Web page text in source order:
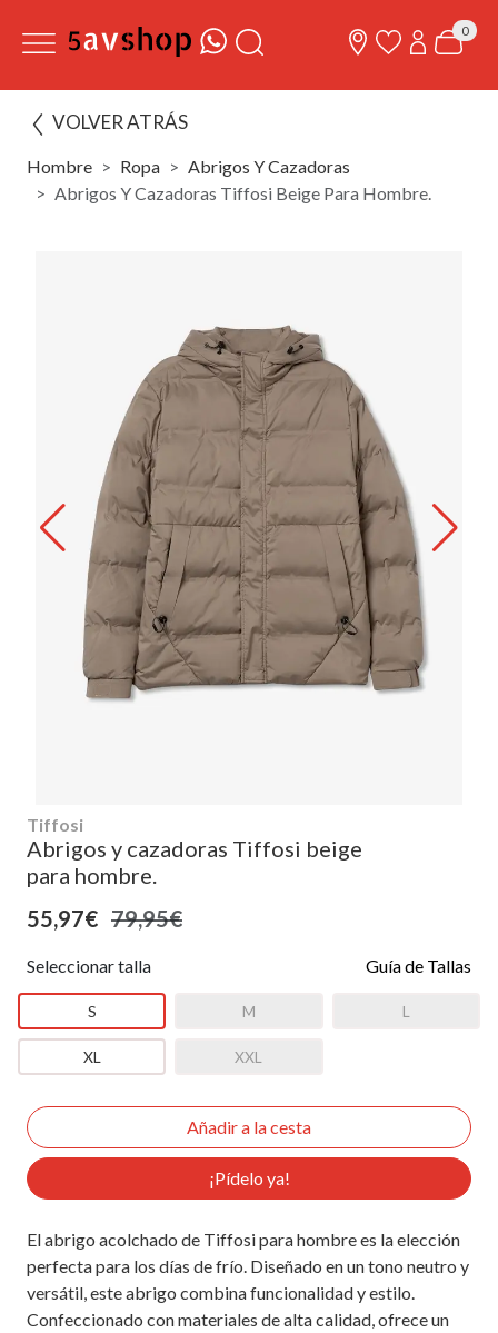
0
VOLVER ATRÁS
Hombre Ropa
Abrigos Y Cazadoras
Abrigos Y Cazadoras Tiffosi Beige Para Hombre.
Tiffosi
Abrigos y cazadoras Tiffosi beige
para hombre.
55,97€ 79,95€
Seleccionar talla Guía de Tallas
S M L
XL XXL
¡Pídelo ya!
El abrigo acolchado de Tiffosi para hombre es la elección
perfecta para los días de frío. Diseñado en un tono neutro y
versátil, este abrigo combina funcionalidad y estilo.
Confeccionado con materiales de alta calidad, ofrece un